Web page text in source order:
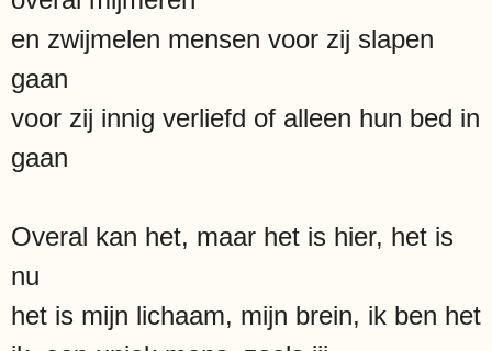
en zwijmelen mensen voor zij slapen
gaan
voor zij innig verliefd of alleen hun bed in
gaan
Overal kan het, maar het is hier, het is
nu
het is mijn lichaam, mijn brein, ik ben het